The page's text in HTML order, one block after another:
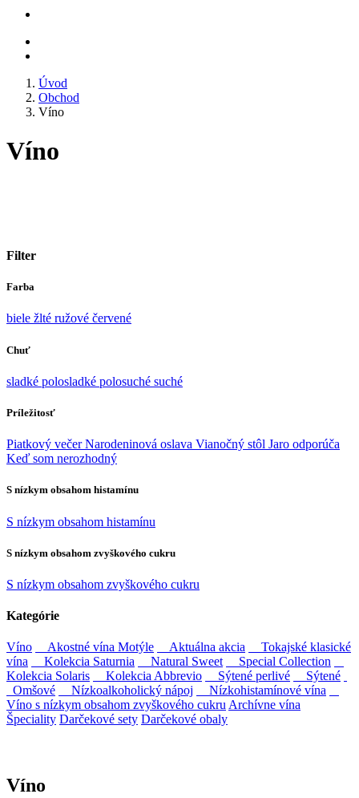
Úvod
Obchod
Víno
Víno
Filter
Farba
biele žlté ružové červené
Chuť
sladké polosladké polosuché suché
Príležitosť
Piatkový večerNarodeninová oslava Vianočný stôl Jaro odporúča
Keď som nerozhodný
S nízkym obsahom histamínu
S nízkym obsahom histamínu
S nízkym obsahom zvyškového cukru
S nízkym obsahom zvyškového cukru
Kategórie
Víno Akostné vína Motýle Aktuálna akcia
Tokajské klasické
vína
Kolekcia Saturnia Natural Sweet
Special Collection
Kolekcia Solaris
Kolekcia Abbrevio Sýtené perlivé
Sýtené
Omšové
Nízkoalkoholický nápoj
Nízkohistamínové vína
Víno s nízkym obsahom zvyškového cukru Archívne vína
Špeciality Darčekové sety Darčekové obaly
Víno